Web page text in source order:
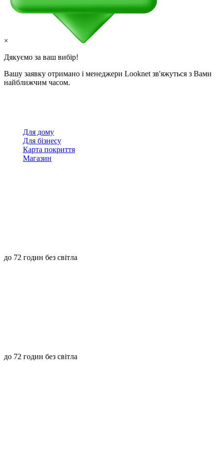
×
Дякуємо за ваш вибір!
Вашу заявку отримано і менеджери Looknet зв'яжуться з Вами
найближчим часом.
Для дому
Для бізнесу
Карта покриття
Магазин
до 72 годин без світла
до 72 годин без світла